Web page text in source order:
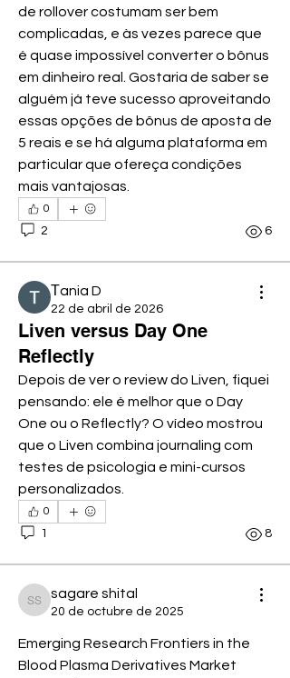
de rollover costumam ser bem
complicadas, e às vezes parece que
é quase impossível converter o bônus
em dinheiro real. Gostaria de saber se
alguém já teve sucesso aproveitando
essas opções de bônus de aposta de
5 reais e se há alguma plataforma em
particular que ofereça condições
mais vantajosas.
0
2 6
Тania D
22 de abril de 2026
Liven versus Day One
Reflectly
Depois de ver o review do Liven, fiquei
pensando: ele é melhor que o Day
One ou o Reflectly? O vídeo mostrou
que o Liven combina journaling com
testes de psicologia e mini-cursos
personalizados.
0
1 8
sagare shital
sagare shital
20 de octubre de 2025
Emerging Research Frontiers in the
Blood Plasma Derivatives Market